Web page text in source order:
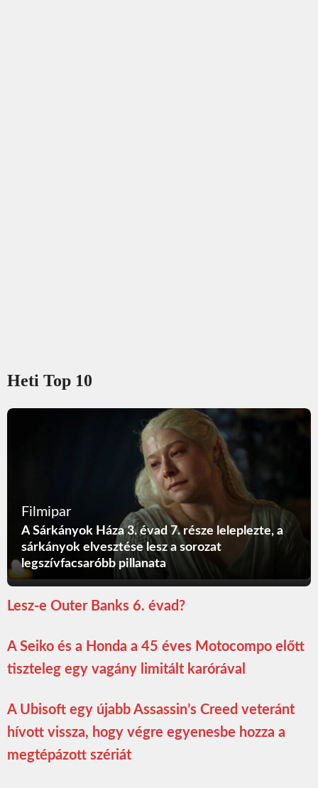
Heti Top 10
Filmipar
A Sárkányok Háza 3. évad 7. része leleplezte, a
sárkányok elvesztése lesz a sorozat
legszívfacsaróbb pillanata
Lesz-e Outer Banks 6. évad?
A Seiko és a Honda a 45 éves Motocompo előtt
tiszteleg egy vagány limitált karórával
A Ubisoft egy újabb Assassin’s Creed veteránt
hívott vissza, hogy végre egyenesbe hozza a
megtépázott szériát